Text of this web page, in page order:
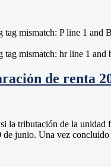
mismatch: P line 1
mismatch: hr line 1
de
la tributación de la unidad
junio. Una vez